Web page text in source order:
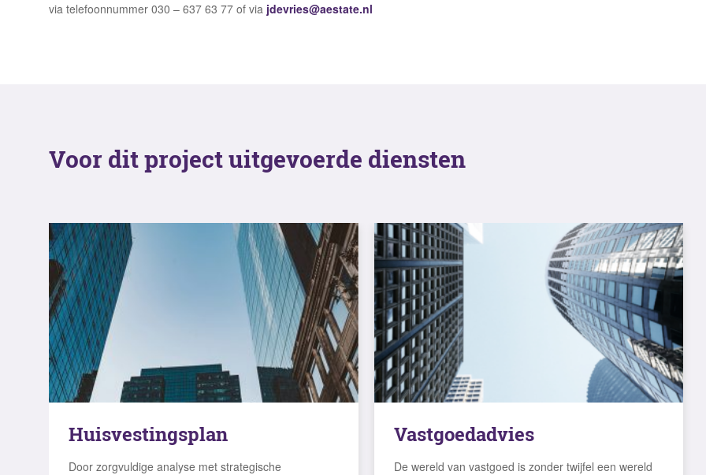
via telefoonnummer 030 – 637 63 77 of via jdevries@aestate.nl
Voor dit project uitgevoerde diensten
Huisvestingsplan
Door zorgvuldige analyse met strategische
Vastgoedadvies
De wereld van vastgoed is zonder twijfel een wereld